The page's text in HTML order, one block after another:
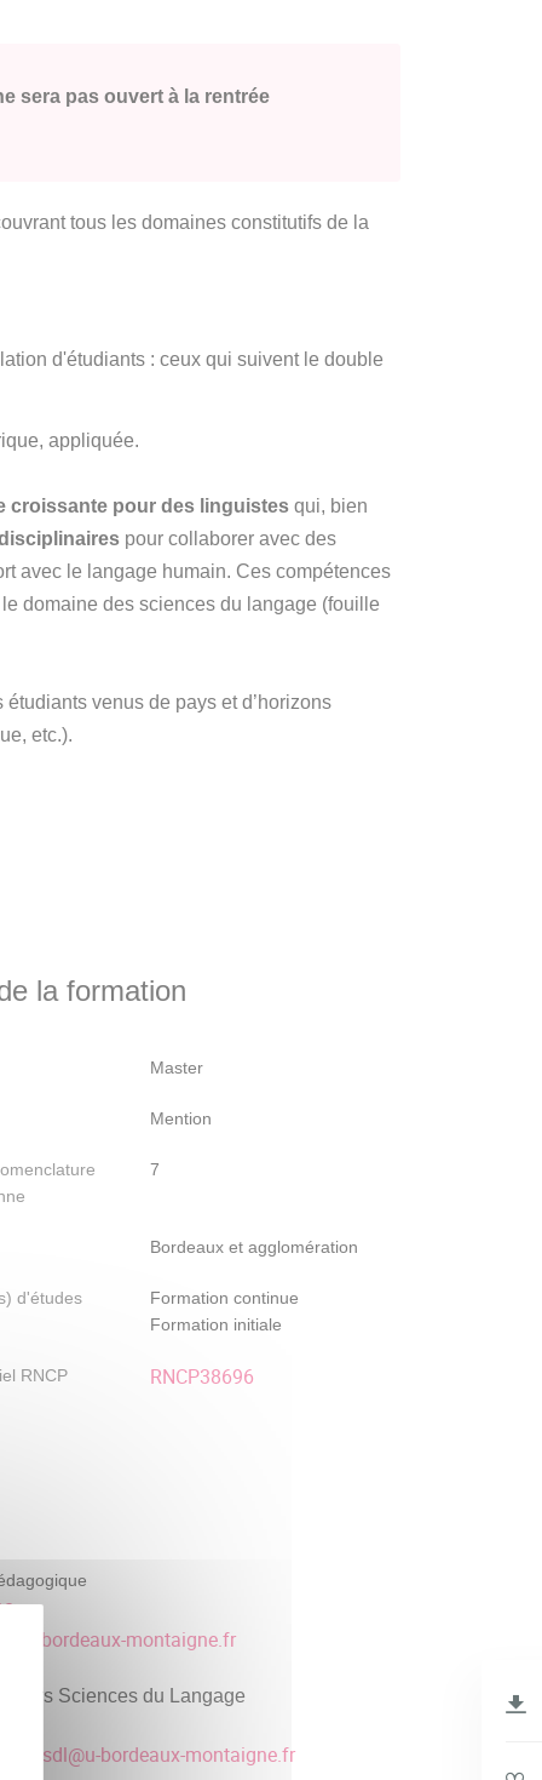
sera pas ouvert à la rentrée
tous les domaines constitutifs de la
d'étudiants : ceux qui suivent le double
appliquée.
croissante pour des linguistes qui, bien
pour collaborer avec des
avec le langage humain. Ces compétences
domaine des sciences du langage (fouille
venus de pays et d’horizons
etc.).
la formation
Master
Mention
7
Bordeaux et agglomération
d'études
Formation continue
Formation initiale
RNCP RNCP38696
u-bordeaux-montaigne.fr
Sciences du Langage
sdl@u-bordeaux-montaigne.fr